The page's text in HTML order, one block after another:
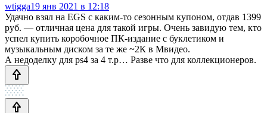
wtigga19 янв 2021 в 12:18
Удачно взял на EGS с каким-то сезонным купоном, отдав 1399
руб. — отличная цена для такой игры. Очень завидую тем, кто
успел купить коробочное ПК-издание с буклетиком и
музыкальным диском за те же ~2К в Мвидео.
А недоделку для ps4 за 4 т.р… Разве что для коллекционеров.